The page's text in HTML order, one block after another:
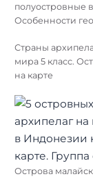
полуостровные
Особенности
Страны
мира 5 класс.
на карте
Острова